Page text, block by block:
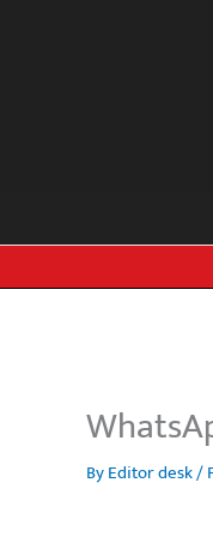
ByEditor desk/